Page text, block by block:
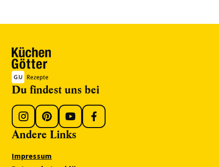
Du findest uns bei
Andere Links
Impressum